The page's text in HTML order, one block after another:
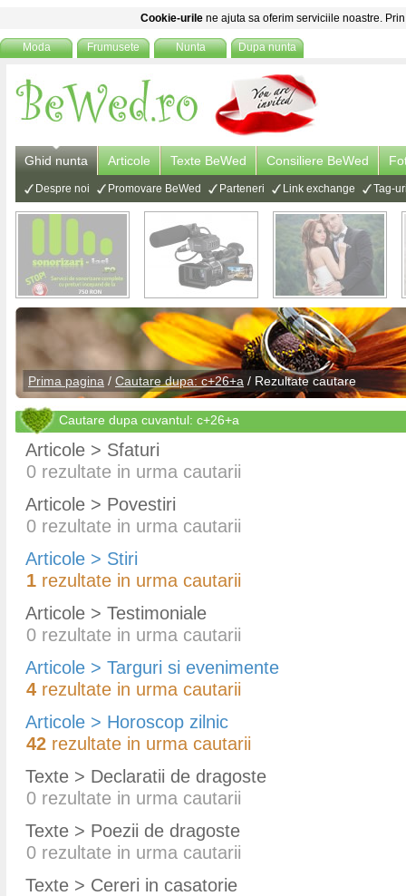
Cookie-urile ne ajuta sa oferim serviciile noastre.
Moda Frumusete Nunta Dupa nunta
Ghid nunta Articole Texte BeWed Consiliere BeWed
Despre noi Promovare BeWed Parteneri Link exchange Tag-
Prima pagina / Cautare dupa: c+26+a / Rezultate cautare
Cautare dupa cuvantul: c+26+a
Articole > Sfaturi
0 rezultate in urma cautarii
Articole > Povestiri
0 rezultate in urma cautarii
Articole > Stiri
1 rezultate in urma cautarii
Articole > Testimoniale
0 rezultate in urma cautarii
Articole > Targuri si evenimente
4 rezultate in urma cautarii
Articole > Horoscop zilnic
42 rezultate in urma cautarii
Texte > Declaratii de dragoste
0 rezultate in urma cautarii
Texte > Poezii de dragoste
0 rezultate in urma cautarii
Texte > Cereri in casatorie